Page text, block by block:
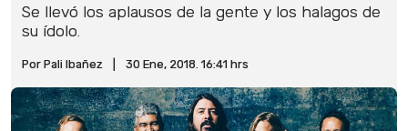
Se llevó los aplausos de la gente y los halagos de
su ídolo.
Por Pali Ibañez 30 Ene, 2018. 16:41 hrs